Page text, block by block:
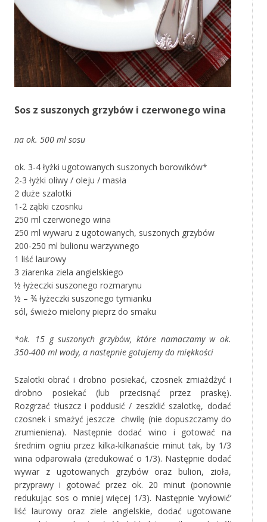
Sos z suszonych grzybów i czerwonego wina
na ok. 500 ml sosu
ok. 3-4 łyżki ugotowanych suszonych borowików*
2-3 łyżki oliwy / oleju / masła
2 duże szalotki
1-2 ząbki czosnku
250 ml czerwonego wina
250 ml wywaru z ugotowanych, suszonych grzybów
200-250 ml bulionu warzywnego
1 liść laurowy
3 ziarenka ziela angielskiego
½ łyżeczki suszonego rozmarynu
½ – ¾ łyżeczki suszonego tymianku
sól, świeżo mielony pieprz do smaku
*ok. 15 g suszonych grzybów, które namaczamy w ok.
350-400 ml wody, a następnie gotujemy do miękkości
Szalotki obrać i drobno posiekać, czosnek zmiażdżyć i
drobno posiekać (lub przecisnąć przez praskę).
Rozgrzać tłuszcz i poddusić / zeszklić szalotkę, dodać
czosnek i smażyć jeszcze chwilę (nie dopuszczamy do
zrumieniena). Następnie dodać wino i gotować na
średnim ogniu przez kilka-kilkanaście minut tak, by 1/3
wina odparowała (zredukować o 1/3). Następnie dodać
wywar z ugotowanych grzybów oraz bulion, zioła,
przyprawy i gotować przez ok. 20 minut (ponownie
redukując sos o mniej więcej 1/3). Następnie ‘wyłowić’
liść laurowy oraz ziele angielskie, dodać ugotowane